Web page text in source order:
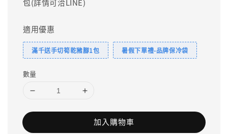
包(詳情可洽LINE)
適用優惠
滿千送手切筍乾豬腳1包 暑假下單禮-品牌保冷袋
數量
加入購物車